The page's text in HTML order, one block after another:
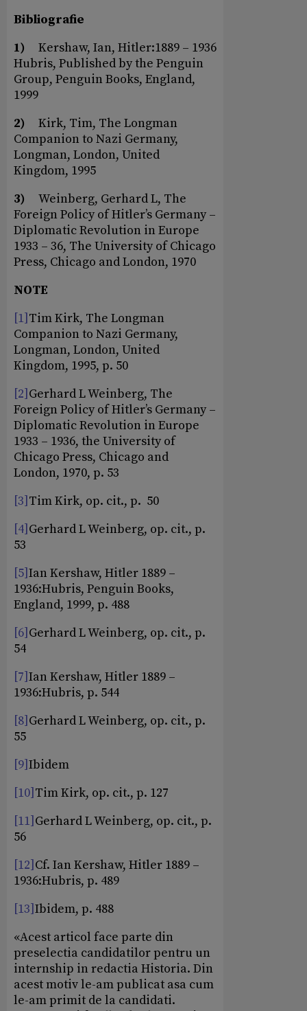
Bibliografie
1) Kershaw, Ian, Hitler:1889 – 1936
Hubris, Published by the Penguin
Group, Penguin Books, England,
1999
2) Kirk, Tim, The Longman
Companion to Nazi Germany,
Longman, London, United
Kingdom, 1995
3) Weinberg, Gerhard L, The
Foreign Policy of Hitler’s Germany –
Diplomatic Revolution in Europe
1933 – 36, The University of Chicago
Press, Chicago and London, 1970
NOTE
[1] Tim Kirk, The Longman
Companion to Nazi Germany,
Longman, London, United
Kingdom, 1995, p. 50
[2] Gerhard L Weinberg, The
Foreign Policy of Hitler’s Germany –
Diplomatic Revolution in Europe
1933 – 1936, the University of
Chicago Press, Chicago and
London, 1970, p. 53
[3] Tim Kirk, op. cit., p. 50
[4] Gerhard L Weinberg, op. cit., p.
53
[5]Ian Kershaw, Hitler 1889 –
1936:Hubris, Penguin Books,
England, 1999, p. 488
[6] Gerhard L Weinberg, op. cit., p.
54
[7]Ian Kershaw, Hitler 1889 –
1936:Hubris, p. 544
[8] Gerhard L Weinberg, op. cit., p.
55
[9]Ibidem
[10] Tim Kirk, op. cit., p. 127
[11] Gerhard L Weinberg, op. cit., p.
56
[12] Cf. Ian Kershaw, Hitler 1889 –
1936:Hubris, p. 489
[13]Ibidem, p. 488
«Acest articol face parte din
preselectia candidatilor pentru un
internship in redactia Historia. Din
acest motiv le-am publicat asa cum
le-am primit de la candidati.